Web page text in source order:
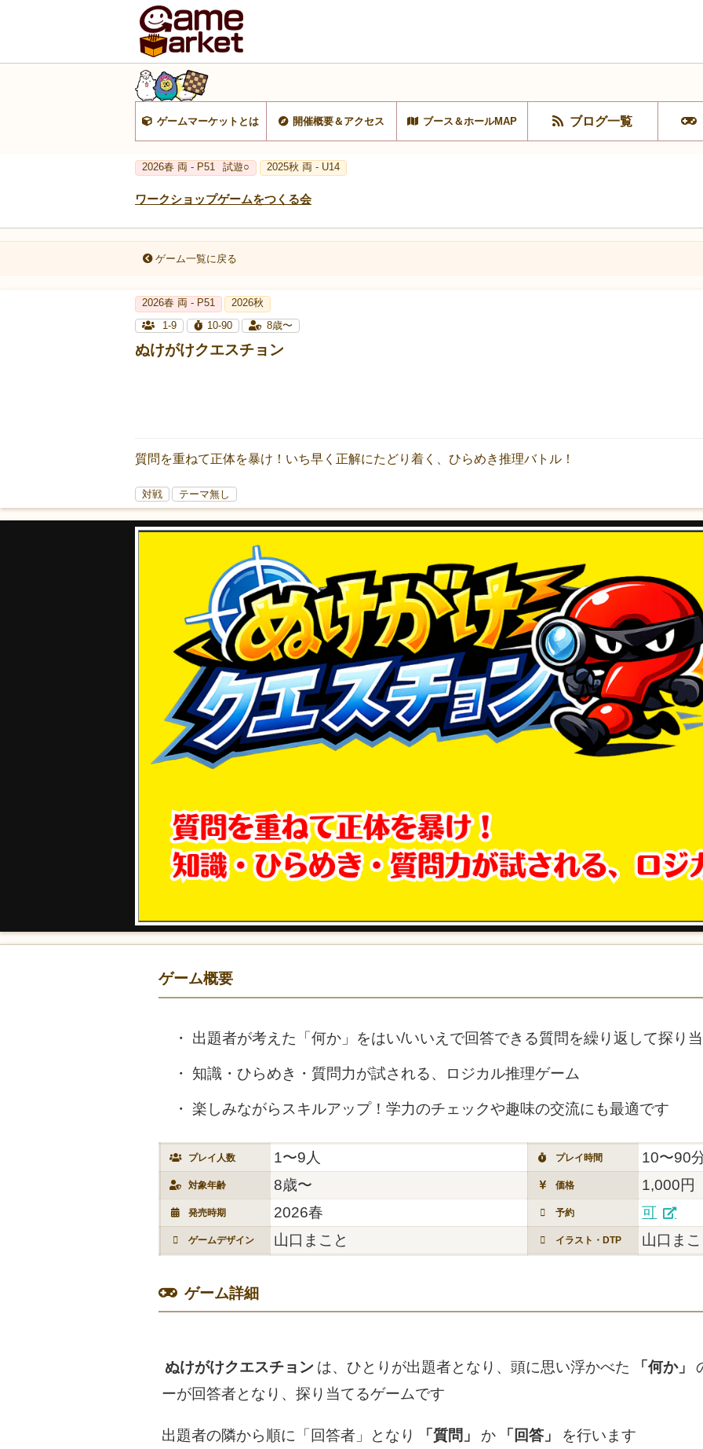
ゲームマーケットとは 開催概要＆アクセス ブース＆ホールMAP ブログ一覧
2026春 両 - P51 試遊○ 2025秋 両 - U14
ワークショップゲームをつくる会
ゲーム一覧に戻る
2026春 両 - P51
2026秋
1-9
10-90 8歳〜
ぬけがけクエスチョン
質問を重ねて正体を暴け！いち早く正解にたどり着く、ひらめき推理バトル！
対戦 テーマ無し
ゲーム概要
出題者が考えた「何か」をはい/いいえで回答できる質問を繰り返して探り
知識・ひらめき・質問力が試される、ロジカル推理ゲーム
楽しみながらスキルアップ！学力のチェックや趣味の交流にも最適です
プレイ人数 1〜9人 プレイ時間 10〜90
対象年齢 8歳〜 価格 1,000円
発売時期 2026春 予約 可
ゲームデザイン 山口まこと イラスト・DTP 山口ま
ゲーム詳細
ぬけがけクエスチョン は、ひとりが出題者となり、頭に思い浮かべた 「何か」
ーが回答者となり、探り当てるゲームです
出題者の隣から順に「回答者」となり 「質問」 か 「回答」
を行います